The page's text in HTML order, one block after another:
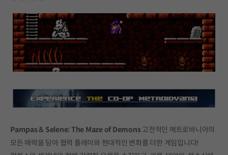
Pampas & Selene: The Maze of Demons고전적인 메트로바니아의
모든 매력을 담아 협력 플레이와 현대적인 변화를 더한 게임입니다!